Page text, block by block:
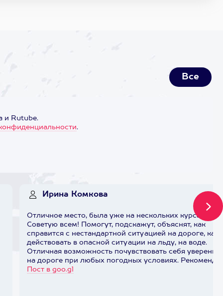
Все
и Rutube.
.
Ирина Комкова
Отличное место, была уже на нескольких курсах.
Советую всем! Помогут, подскажут, объяснят, как
справится с нестандартной ситуацией на дороге, как
действовать в опасной ситуации на льду, на воде.
Отличная возможность почувствовать себя уверенно
на дороге при любых погодных условиях.
Пост в goo.gl